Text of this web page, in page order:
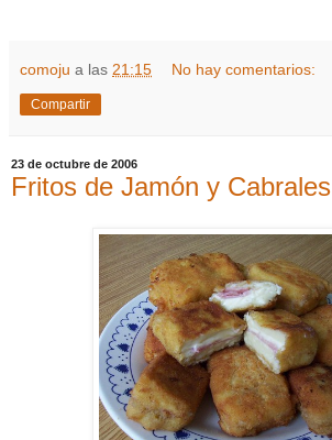
comoju a las 21:15 No hay comentarios:
Compartir
23 de octubre de 2006
Fritos de Jamón y Cabrales